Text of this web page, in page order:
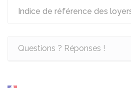
Indice de référence des
Questions ? Réponses !